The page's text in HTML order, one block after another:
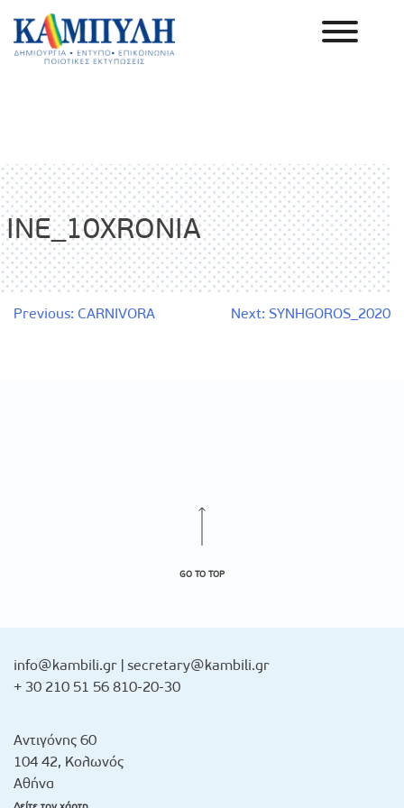
Skip
content
INE_10XRONIA
Πλοήγηση
Previous: CARNIVORA Next: SYNHGOROS_2020
GO TO TOP
info@kambili.gr secretary@kambili.gr
+ 30 210 51 56 810-20-30
Αντιγόνης 60
104 42, Κολωνός
Αθήνα